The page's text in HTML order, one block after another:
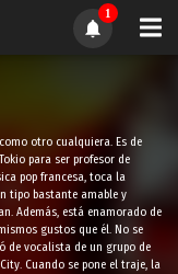
1
otro cualquiera. Es de
para ser profesor de
pop francesa, toca la
tipo bastante amable y
Además, está enamorado de
gustos que él. No se
de vocalista de un grupo de
Cuando se pone el traje, la